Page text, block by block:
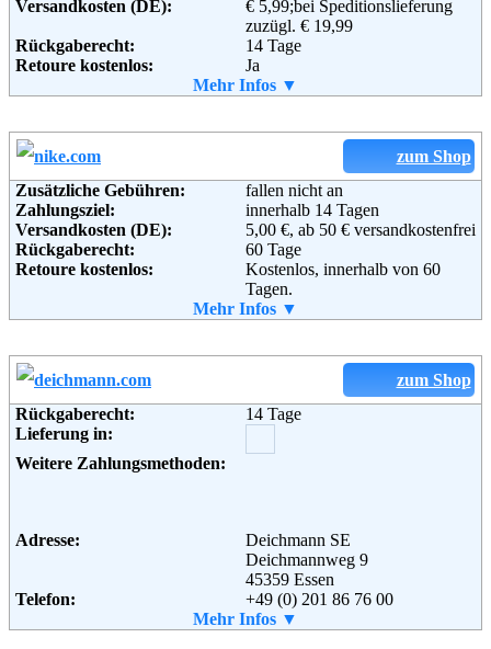
Bahnhofstraße 10
96222 Burgkunstadt
Telefon:
+49 (0)180-530 50 50
Fax:
+49 (0)9572-91 22 55
service@baur.de
Weiterführende
Informationen:
Blog,AGB
Versandkosten (DE):
€ 5,99;bei Speditionslieferung
zuzügl. € 19,99
Rückgaberecht:
14 Tage
Retoure kostenlos:
Ja
im Paket enthalten
Weitere Zahlungsmethoden:
Adresse:
bonprix Handelsgesellschaft mbH
Haldesdorfer Straße 61
22179 Hamburg
Telefon:
+49 (0) 40 – 64 62 – 0
+49 (0) 40 – 64 62 –37 00
service@bonprix.net
Weiterführende
Informationen:
AGB
Mehr Infos ▼
zum Shop
Zusätzliche Gebühren:
fallen nicht an
Zahlungsziel:
innerhalb 14 Tagen
Versandkosten (DE):
5,00 €, ab 50 € versandkostenfrei
Rückgaberecht:
60 Tage
Retoure kostenlos:
Kostenlos, innerhalb von 60
Tagen.
per Mail
Weitere Zahlungsmethoden:
Adresse:
Colosseum 1
Soziale Kanäle:
Mehr Infos ▼
zum Shop
Rückgaberecht:
14 Tage
Lieferung in:
Weitere Zahlungsmethoden:
Adresse:
Deichmann SE
Deichmannweg 9
45359 Essen
Telefon:
+49 (0) 201 86 76 00
+49 (0) 201 6 14 13 96
Mehr Infos ▼